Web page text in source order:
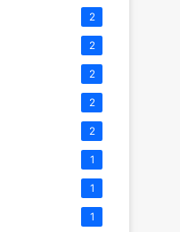
2
2
2
2
2
1
1
1